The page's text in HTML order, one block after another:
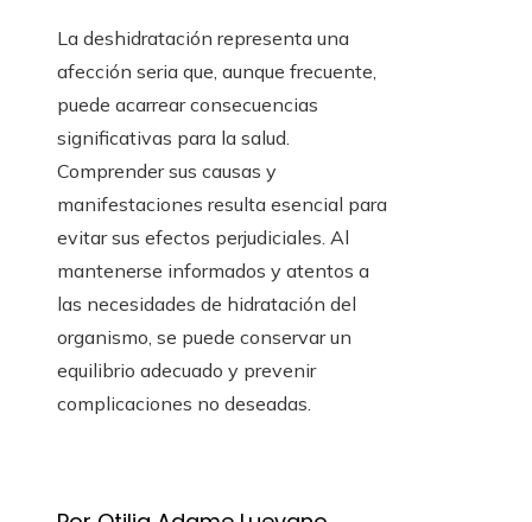
La deshidratación representa una
afección seria que, aunque frecuente,
puede acarrear consecuencias
significativas para la salud.
Comprender sus causas y
manifestaciones resulta esencial para
evitar sus efectos perjudiciales. Al
mantenerse informados y atentos a
las necesidades de hidratación del
organismo, se puede conservar un
equilibrio adecuado y prevenir
complicaciones no deseadas.